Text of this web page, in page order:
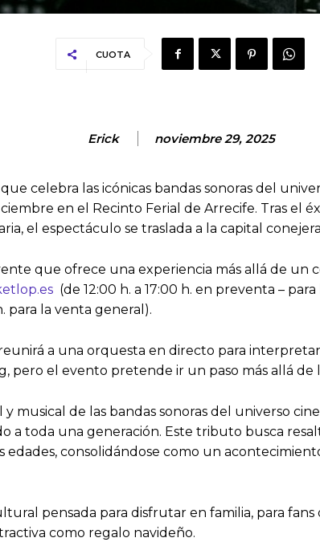
CUOTA
Erick noviembre 29, 2025
celebra las icónicas bandas sonoras del
en el Recinto Ferial de Arrecife. Tras el
el espectáculo se traslada a la capital
que ofrece una experiencia más allá de un
(de 12:00 h. a 17:00 h. en preventa –
para la venta general).
a una orquesta en directo para
pero el evento pretende ir un paso más allá de
musical de las bandas sonoras del universo
a toda una generación. Este tributo busca
edades, consolidándose como un
pensada para disfrutar en familia, para
como regalo navideño.